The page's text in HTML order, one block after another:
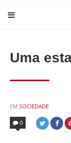
Uma
EM POSTED
IN
SOCIEDADE
0